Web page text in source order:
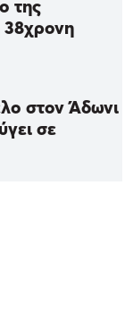
της
38χρονη
στον Άδωνι
σε